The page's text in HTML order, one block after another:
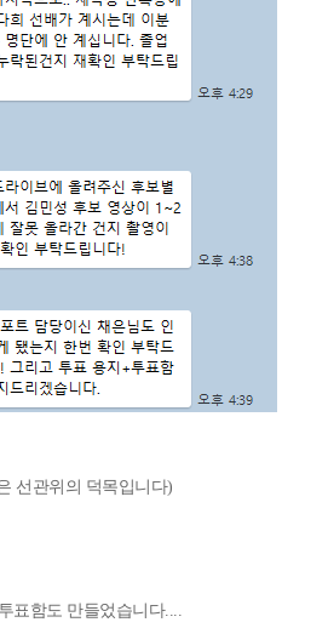
선관위의 덕목입니다)
표함도 만들었습니다....